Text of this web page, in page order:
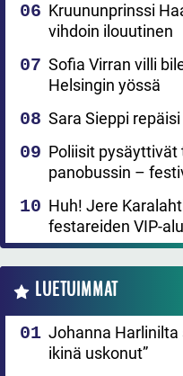
Kruununprinssi
vihdoin ilouutinen
Sofia Virran villi
Helsingin yössä
Sara Sieppi
Poliisit pysäyttivät
panobussin –
Huh! Jere
festareiden VIP-
LUETUIMMAT
Johanna Harlinilta
ikinä uskonut”